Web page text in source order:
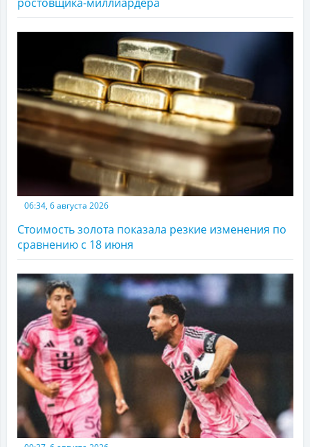
06:34, 6 августа 2026
Стоимость золота показала резкие изменения по
сравнению с 18 июня